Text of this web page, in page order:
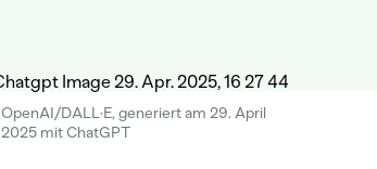
OpenAI/DALL·E, generiert am 29. April
2025 mit ChatGPT